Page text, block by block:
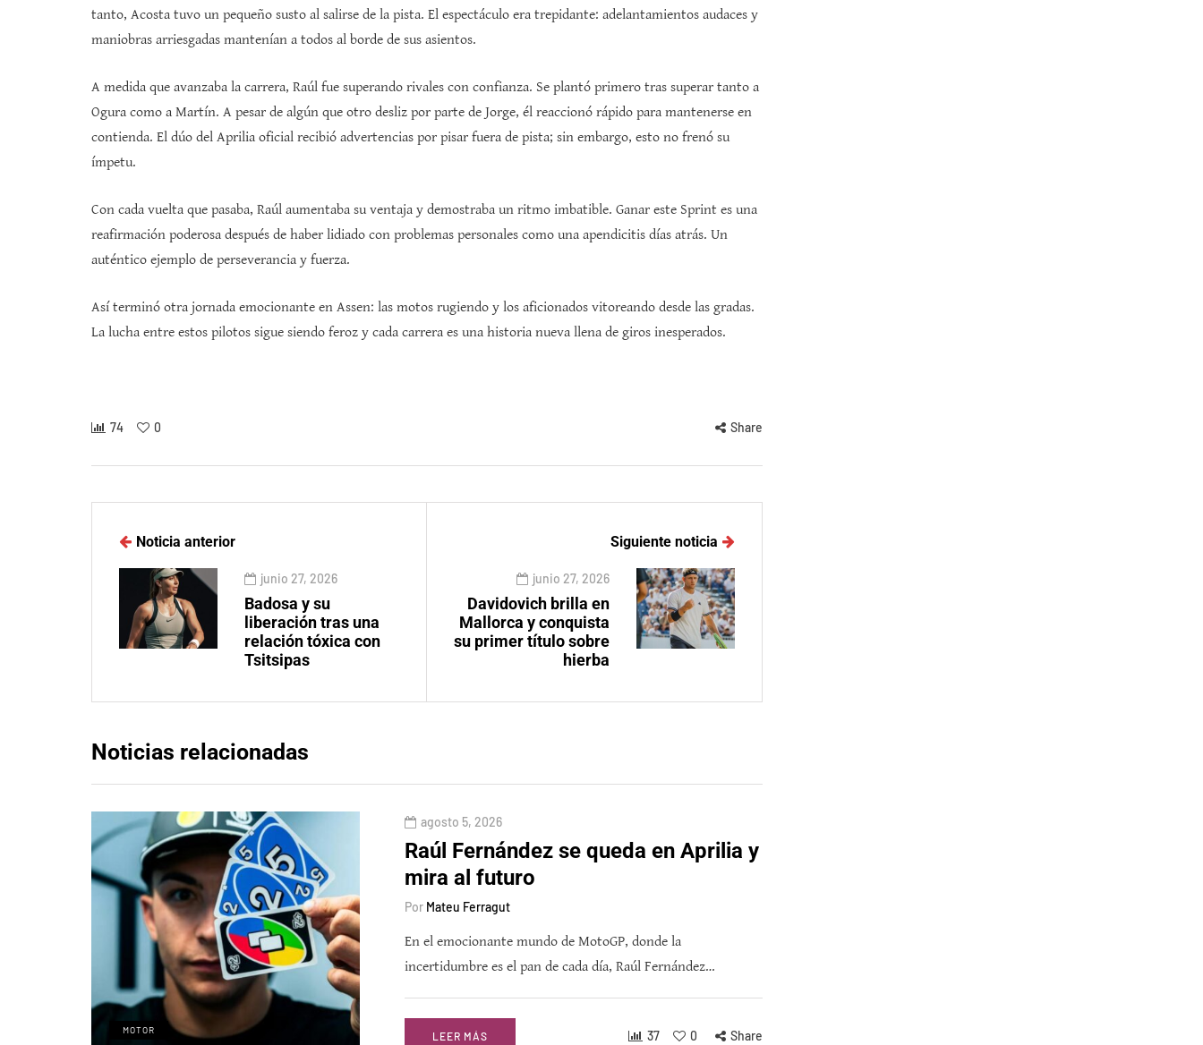
tanto, Acosta tuvo un pequeño susto al salirse de la pista. El espectáculo era trepidante: adelantamientos audaces y
maniobras arriesgadas mantenían a todos al borde de sus asientos.
A medida que avanzaba la carrera, Raúl fue superando rivales con confianza. Se plantó primero tras superar tanto a
Ogura como a Martín. A pesar de algún que otro desliz por parte de Jorge, él reaccionó rápido para mantenerse en
contienda. El dúo del Aprilia oficial recibió advertencias por pisar fuera de pista; sin embargo, esto no frenó su
ímpetu.
Con cada vuelta que pasaba, Raúl aumentaba su ventaja y demostraba un ritmo imbatible. Ganar este Sprint es una
reafirmación poderosa después de haber lidiado con problemas personales como una apendicitis días atrás. Un
auténtico ejemplo de perseverancia y fuerza.
Así terminó otra jornada emocionante en Assen: las motos rugiendo y los aficionados vitoreando desde las gradas.
La lucha entre estos pilotos sigue siendo feroz y cada carrera es una historia nueva llena de giros inesperados.
74 0 Share
Noticia anterior
junio 27, 2026
Badosa y su
liberación tras una
relación tóxica con
Tsitsipas
Siguiente noticia
junio 27, 2026
Davidovich brilla en
Mallorca y conquista
su primer título sobre
hierba
Noticias relacionadas
MOTOR
agosto 5, 2026
Raúl Fernández se queda en Aprilia y
mira al futuro
Por Mateu Ferragut
En el emocionante mundo de MotoGP, donde la
incertidumbre es el pan de cada día, Raúl Fernández…
LEER MÁS 37 0 Share